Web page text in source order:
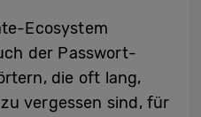
Ecosystem
der Passwort-
die oft lang,
vergessen sind, für